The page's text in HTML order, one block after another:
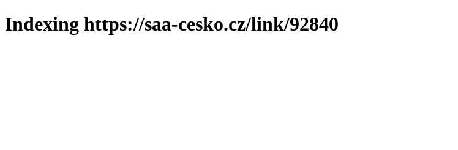
Indexing https://saa-cesko.cz/link/92840